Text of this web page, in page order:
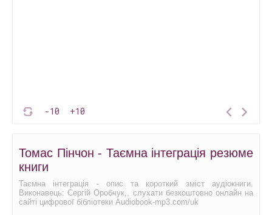
-10 +10
Томас Пінчон - Таємна інтеграція резюме
книги
Таємна інтеграція - опис та короткий зміст аудіокниги.
Виконавець: Сергій Оробчук,, слухати безкоштовно онлайн на
сайті цифрової бібліотеки Audiobook-mp3.com/uk